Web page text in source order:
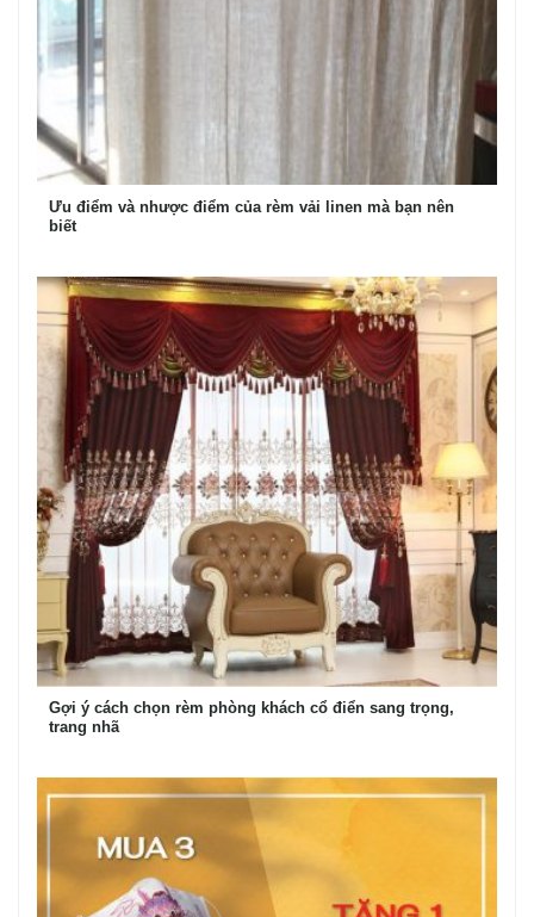
Ưu điểm và nhược điểm của rèm vải linen mà bạn nên
biết
Gợi ý cách chọn rèm phòng khách cổ điển sang trọng,
trang nhã